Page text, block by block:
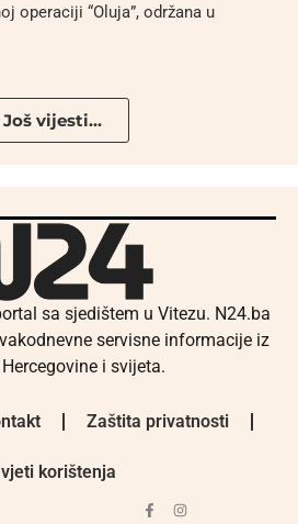
operaciji “Oluja”, održana u
Još vijesti...
sa sjedištem u Vitezu. N24.ba
servisne informacije iz
i svijeta.
Zaštita privatnosti
korištenja